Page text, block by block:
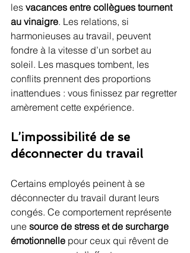
les vacances entre collègues tournent
au vinaigre. Les relations, si
harmonieuses au travail, peuvent
fondre à la vitesse d’un sorbet au
soleil. Les masques tombent, les
conflits prennent des proportions
inattendues : vous finissez par regretter
amèrement cette expérience.
L’impossibilité de se
déconnecter du travail
Certains employés peinent à se
déconnecter du travail durant leurs
congés. Ce comportement représente
une source de stress et de surcharge
émotionnelle pour ceux qui rêvent de